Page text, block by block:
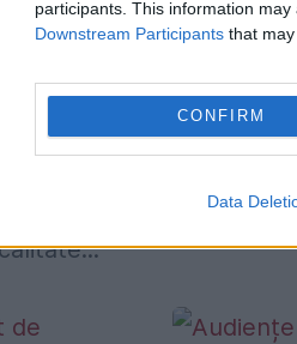
participants. This information
Downstream Participants that
CONFIRM
Data
se
aprilie,
sunt o
19 MARTIE
O
aceasta
scurt